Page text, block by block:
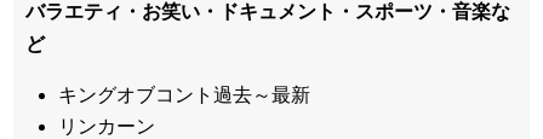
バラエティ・お笑い・ドキュメント・スポーツ・音楽な
ど
キングオブコント過去～最新
リンカーン